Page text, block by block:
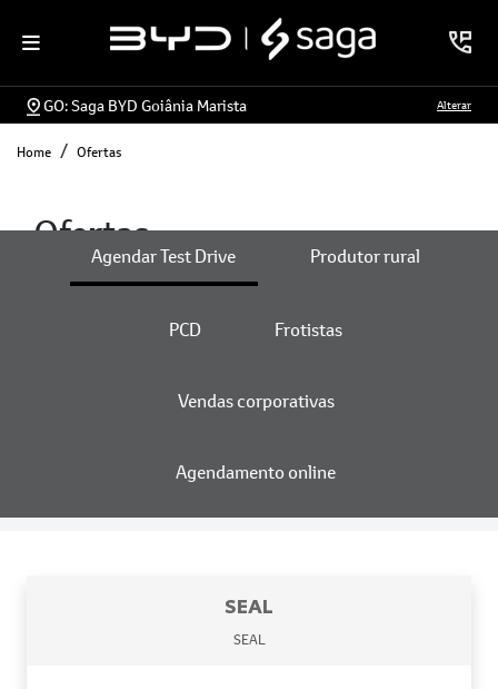
GO: Saga BYD Goiânia Marista Alterar
Home Ofertas
Agendar Test Drive Produtor rural
PCD Frotistas
Vendas corporativas
Agendamento online
Ofertas
ENCONTRE UMA OFERTA
SEAL
SEAL